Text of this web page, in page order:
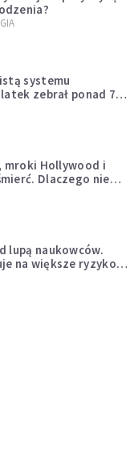
systemu
zebrał ponad 7
mroki Hollywood i
Dlaczego nie
mówić o Marilyn
lupą naukowców.
na większe ryzyko